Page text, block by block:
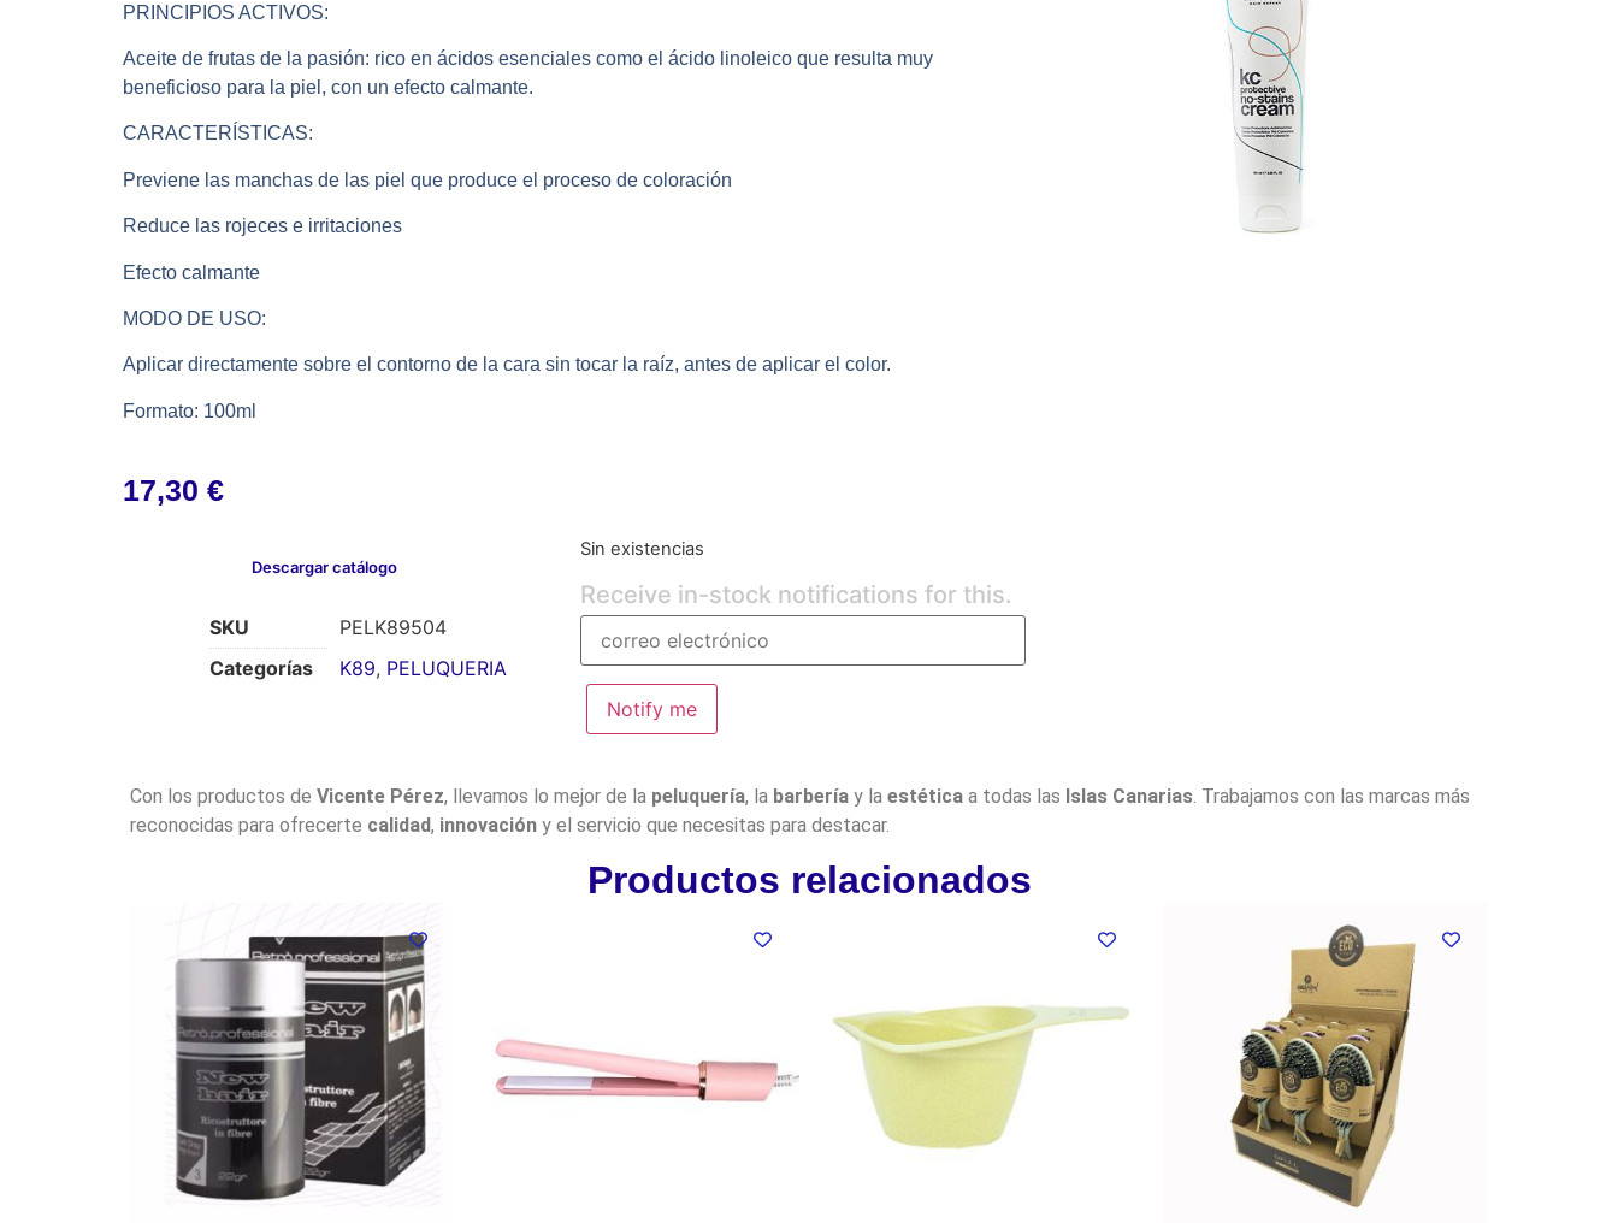
PRINCIPIOS ACTIVOS:
Aceite de frutas de la pasión: rico en ácidos esenciales como el ácido linoleico que resulta muy
beneficioso para la piel, con un efecto calmante.
CARACTERÍSTICAS:
Previene las manchas de las piel que produce el proceso de coloración
Reduce las rojeces e irritaciones
Efecto calmante
MODO DE USO:
Aplicar directamente sobre el contorno de la cara sin tocar la raíz, antes de aplicar el color.
Formato: 100ml
17,30 €
Descargar catálogo
SKU
PELK89504
Categorías
K89, PELUQUERIA
Sin existencias
Receive in-stock notifications for this.
Notify me
Con los productos de Vicente Pérez, llevamos lo mejor de la peluquería, la barberíay la estéticaa todas las Islas Canarias. Trabajamos con las marcas más
reconocidas para ofrecerte calidad, innovacióny el servicio que necesitas para destacar.
Productos relacionados